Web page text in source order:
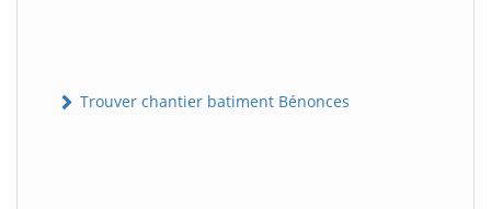
Trouver chantier batiment Bénonces